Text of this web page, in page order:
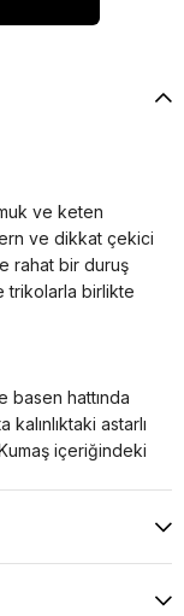
ve keten
ve dikkat çekici
rahat bir duruş
trikolarla birlikte
basen hattında
astarlı
içeriğindeki
genişse